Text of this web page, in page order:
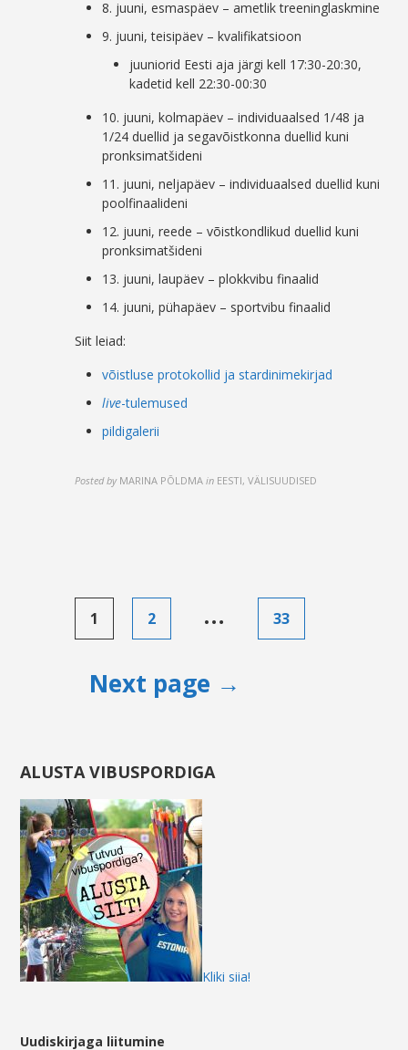
8. juuni, esmaspäev – ametlik treeninglaskmine
9. juuni, teisipäev – kvalifikatsioon
juuniorid Eesti aja järgi kell 17:30-20:30,
kadetid kell 22:30-00:30
10. juuni, kolmapäev – individuaalsed 1/48 ja
1/24 duellid ja segavõistkonna duellid kuni
pronksimatšideni
11. juuni, neljapäev – individuaalsed duellid kuni
poolfinaalideni
12. juuni, reede – võistkondlikud duellid kuni
pronksimatšideni
13. juuni, laupäev – plokkvibu finaalid
14. juuni, pühapäev – sportvibu finaalid
Siit leiad:
võistluse protokollid ja stardinimekirjad
live-tulemused
pildigalerii
Posted by MARINA PÕLDMA in EESTI, VÄLISUUDISED
Posts
pagination
1 2 … 33
Next page →
ALUSTA VIBUSPORDIGA
Kliki siia!
Uudiskirjaga liitumine